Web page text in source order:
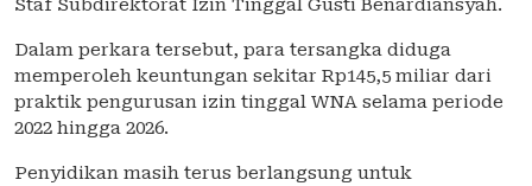
Staf Subdirektorat Izin Tinggal Gusti Benardiansyah.
Dalam perkara tersebut, para tersangka diduga
memperoleh keuntungan sekitar Rp145,5 miliar dari
praktik pengurusan izin tinggal WNA selama periode
2022 hingga 2026.
Penyidikan masih terus berlangsung untuk